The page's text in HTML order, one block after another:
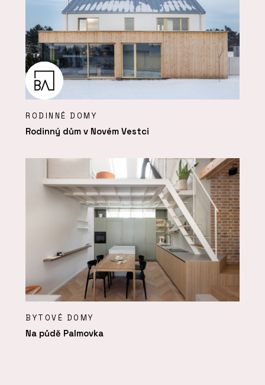
RODINNÉ DOMY
Rodinný dům v Novém Vestci
BYTOVÉ DOMY
Na půdě Palmovka